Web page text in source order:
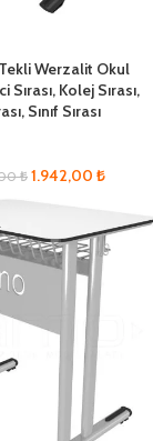
Werzalit Okul
Sırası, Kolej Sırası,
Sınıf Sırası
₺ 1.942,00 ₺